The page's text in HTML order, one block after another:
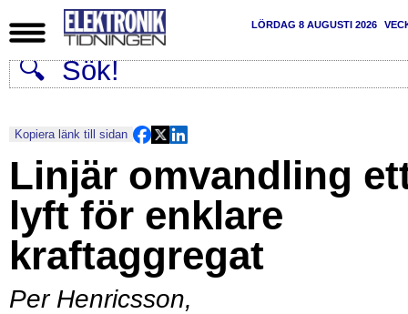
LÖRDAG 8 AUGUSTI 2026
Kopiera länk till sidan
Linjär omvandling
lyft för enklare
kraftaggregat
Per Henricsson,